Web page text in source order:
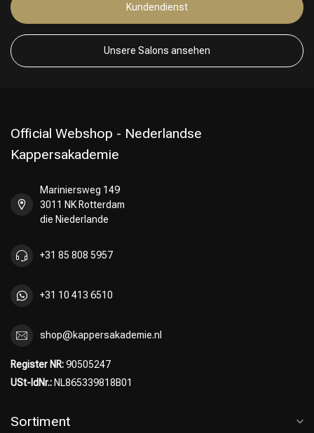
Umformung
Kundendienst
Unsere Salons ansehen
Official Webshop - Nederlandse
Kappersakademie
Mariniersweg 149
3011 NK Rotterdam
die Niederlande
+31 85 808 5957
+31 10 413 6510
shop@kappersakademie.nl
Register NR:90505247
USt-IdNr.: NL865339818B01
Sortiment